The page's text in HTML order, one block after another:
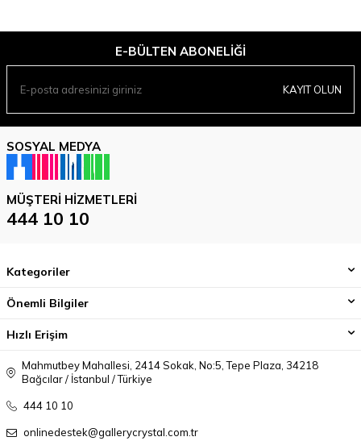
E-BÜLTEN ABONELIĞI
KAYIT OLUN
SOSYAL MEDYA
MÜŞTERI HIZMETLERI
444 10 10
Kategoriler
Önemli Bilgiler
Hızlı Erişim
Mahmutbey Mahallesi, 2414 Sokak, No:5, Tepe Plaza, 34218
Bağcılar / İstanbul / Türkiye
444 10 10
onlinedestek@gallerycrystal.com.tr